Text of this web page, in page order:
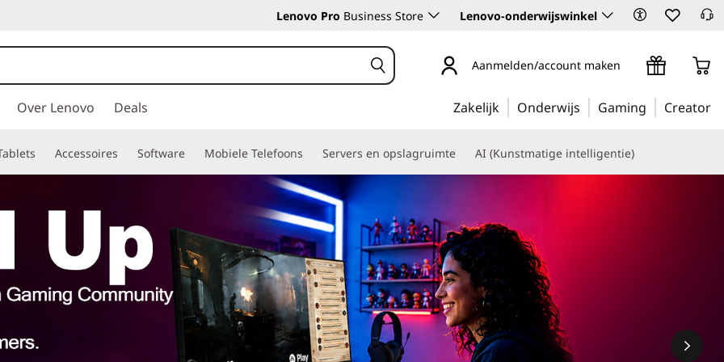
Lenovo Pro Business Store Lenovo-onderwijswinkel
Aanmelden/account maken
Over Lenovo Deals Zakelijk Onderwijs Gaming Creator
Accessoires Software Mobiele Telefoons Servers en opslagruimte AI (Kunstmatige intelligentie)